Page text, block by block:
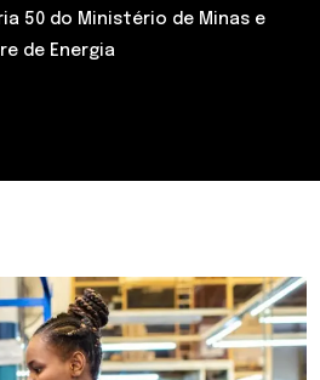
50 do Ministério de Minas e
de Energia